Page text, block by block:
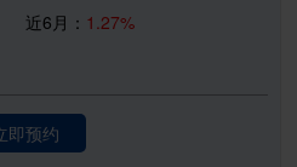
近6月： 1.27%
即预约